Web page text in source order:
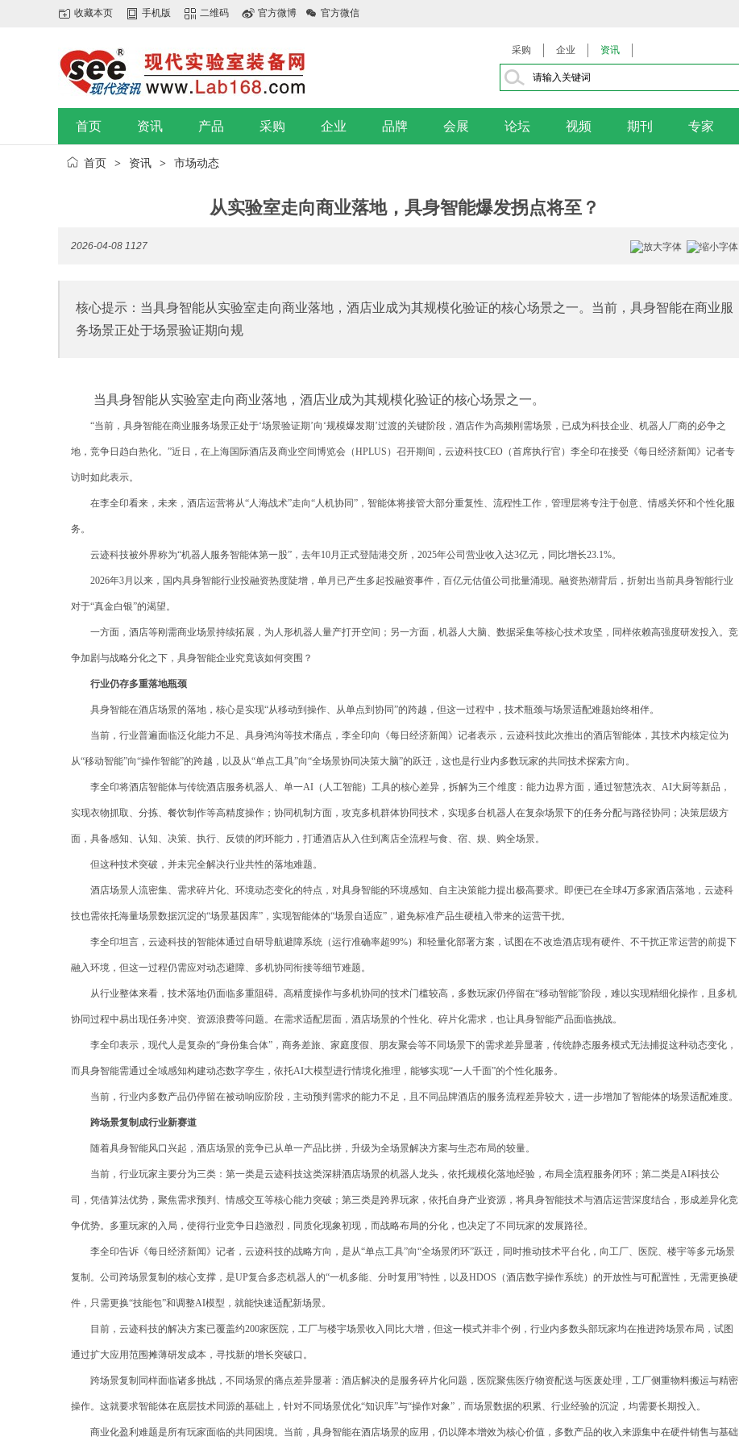
收藏本页 手机版 二维码 官方微博 官方微信
采购 企业 资讯
首页 资讯 产品 采购 企业 品牌 会展 论坛 视频 期刊 专家
首页 > 资讯 > 市场动态
从实验室走向商业落地，具身智能爆发拐点将至？
2026-04-08 1127
核心提示：当具身智能从实验室走向商业落地，酒店业成为其规模化验证的核心场景之一。当前，具身智能在商业服
务场景正处于场景验证期向规
当具身智能从实验室走向商业落地，酒店业成为其规模化验证的核心场景之一。
“当前，具身智能在商业服务场景正处于‘场景验证期’向‘规模爆发期’过渡的关键阶段，酒店作为高频刚需场景，已成为科技企业、机器人厂商的必争之
地，竞争日趋白热化。”近日，在上海国际酒店及商业空间博览会（HPLUS）召开期间，云迹科技CEO（首席执行官）李全印在接受《每日经济新闻》记者专
访时如此表示。
在李全印看来，未来，酒店运营将从“人海战术”走向“人机协同”，智能体将接管大部分重复性、流程性工作，管理层将专注于创意、情感关怀和个性化服
务。
云迹科技被外界称为“机器人服务智能体第一股”，去年10月正式登陆港交所，2025年公司营业收入达3亿元，同比增长23.1%。
2026年3月以来，国内具身智能行业投融资热度陡增，单月已产生多起投融资事件，百亿元估值公司批量涌现。融资热潮背后，折射出当前具身智能行业
对于“真金白银”的渴望。
一方面，酒店等刚需商业场景持续拓展，为人形机器人量产打开空间；另一方面，机器人大脑、数据采集等核心技术攻坚，同样依赖高强度研发投入。竞
争加剧与战略分化之下，具身智能企业究竟该如何突围？
行业仍存多重落地瓶颈
具身智能在酒店场景的落地，核心是实现“从移动到操作、从单点到协同”的跨越，但这一过程中，技术瓶颈与场景适配难题始终相伴。
当前，行业普遍面临泛化能力不足、具身鸿沟等技术痛点，李全印向《每日经济新闻》记者表示，云迹科技此次推出的酒店智能体，其技术内核定位为
从“移动智能”向“操作智能”的跨越，以及从“单点工具”向“全场景协同决策大脑”的跃迁，这也是行业内多数玩家的共同技术探索方向。
李全印将酒店智能体与传统酒店服务机器人、单一AI（人工智能）工具的核心差异，拆解为三个维度：能力边界方面，通过智慧洗衣、AI大厨等新品，
实现衣物抓取、分拣、餐饮制作等高精度操作；协同机制方面，攻克多机群体协同技术，实现多台机器人在复杂场景下的任务分配与路径协同；决策层级方
面，具备感知、认知、决策、执行、反馈的闭环能力，打通酒店从入住到离店全流程与食、宿、娱、购全场景。
但这种技术突破，并未完全解决行业共性的落地难题。
酒店场景人流密集、需求碎片化、环境动态变化的特点，对具身智能的环境感知、自主决策能力提出极高要求。即便已在全球4万多家酒店落地，云迹科
技也需依托海量场景数据沉淀的“场景基因库”，实现智能体的“场景自适应”，避免标准产品生硬植入带来的运营干扰。
李全印坦言，云迹科技的智能体通过自研导航避障系统（运行准确率超99%）和轻量化部署方案，试图在不改造酒店现有硬件、不干扰正常运营的前提下
融入环境，但这一过程仍需应对动态避障、多机协同衔接等细节难题。
从行业整体来看，技术落地仍面临多重阻碍。高精度操作与多机协同的技术门槛较高，多数玩家仍停留在“移动智能”阶段，难以实现精细化操作，且多机
协同过程中易出现任务冲突、资源浪费等问题。在需求适配层面，酒店场景的个性化、碎片化需求，也让具身智能产品面临挑战。
李全印表示，现代人是复杂的“身份集合体”，商务差旅、家庭度假、朋友聚会等不同场景下的需求差异显著，传统静态服务模式无法捕捉这种动态变化，
而具身智能需通过全域感知构建动态数字孪生，依托AI大模型进行情境化推理，能够实现“一人千面”的个性化服务。
当前，行业内多数产品仍停留在被动响应阶段，主动预判需求的能力不足，且不同品牌酒店的服务流程差异较大，进一步增加了智能体的场景适配难度。
跨场景复制成行业新赛道
随着具身智能风口兴起，酒店场景的竞争已从单一产品比拼，升级为全场景解决方案与生态布局的较量。
当前，行业玩家主要分为三类：第一类是云迹科技这类深耕酒店场景的机器人龙头，依托规模化落地经验，布局全流程服务闭环；第二类是AI科技公
司，凭借算法优势，聚焦需求预判、情感交互等核心能力突破；第三类是跨界玩家，依托自身产业资源，将具身智能技术与酒店运营深度结合，形成差异化竞
争优势。多重玩家的入局，使得行业竞争日趋激烈，同质化现象初现，而战略布局的分化，也决定了不同玩家的发展路径。
李全印告诉《每日经济新闻》记者，云迹科技的战略方向，是从“单点工具”向“全场景闭环”跃迁，同时推动技术平台化，向工厂、医院、楼宇等多元场景
复制。公司跨场景复制的核心支撑，是UP复合多态机器人的“一机多能、分时复用”特性，以及HDOS（酒店数字操作系统）的开放性与可配置性，无需更换硬
件，只需更换“技能包”和调整AI模型，就能快速适配新场景。
目前，云迹科技的解决方案已覆盖约200家医院，工厂与楼宇场景收入同比大增，但这一模式并非个例，行业内多数头部玩家均在推进跨场景布局，试图
通过扩大应用范围摊薄研发成本，寻找新的增长突破口。
跨场景复制同样面临诸多挑战，不同场景的痛点差异显著：酒店解决的是服务碎片化问题，医院聚焦医疗物资配送与医废处理，工厂侧重物料搬运与精密
操作。这就要求智能体在底层技术同源的基础上，针对不同场景优化“知识库”与“操作对象”，而场景数据的积累、行业经验的沉淀，均需要长期投入。
商业化盈利难题是所有玩家面临的共同困境。当前，具身智能在酒店场景的应用，仍以降本增效为核心价值，多数产品的收入来源集中在硬件销售与基础